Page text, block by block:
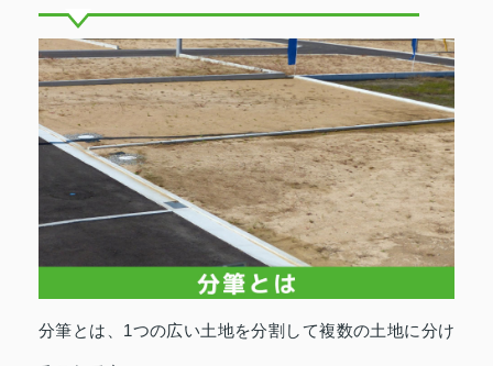
分筆とは、1つの広い土地を分割して複数の土地に分け